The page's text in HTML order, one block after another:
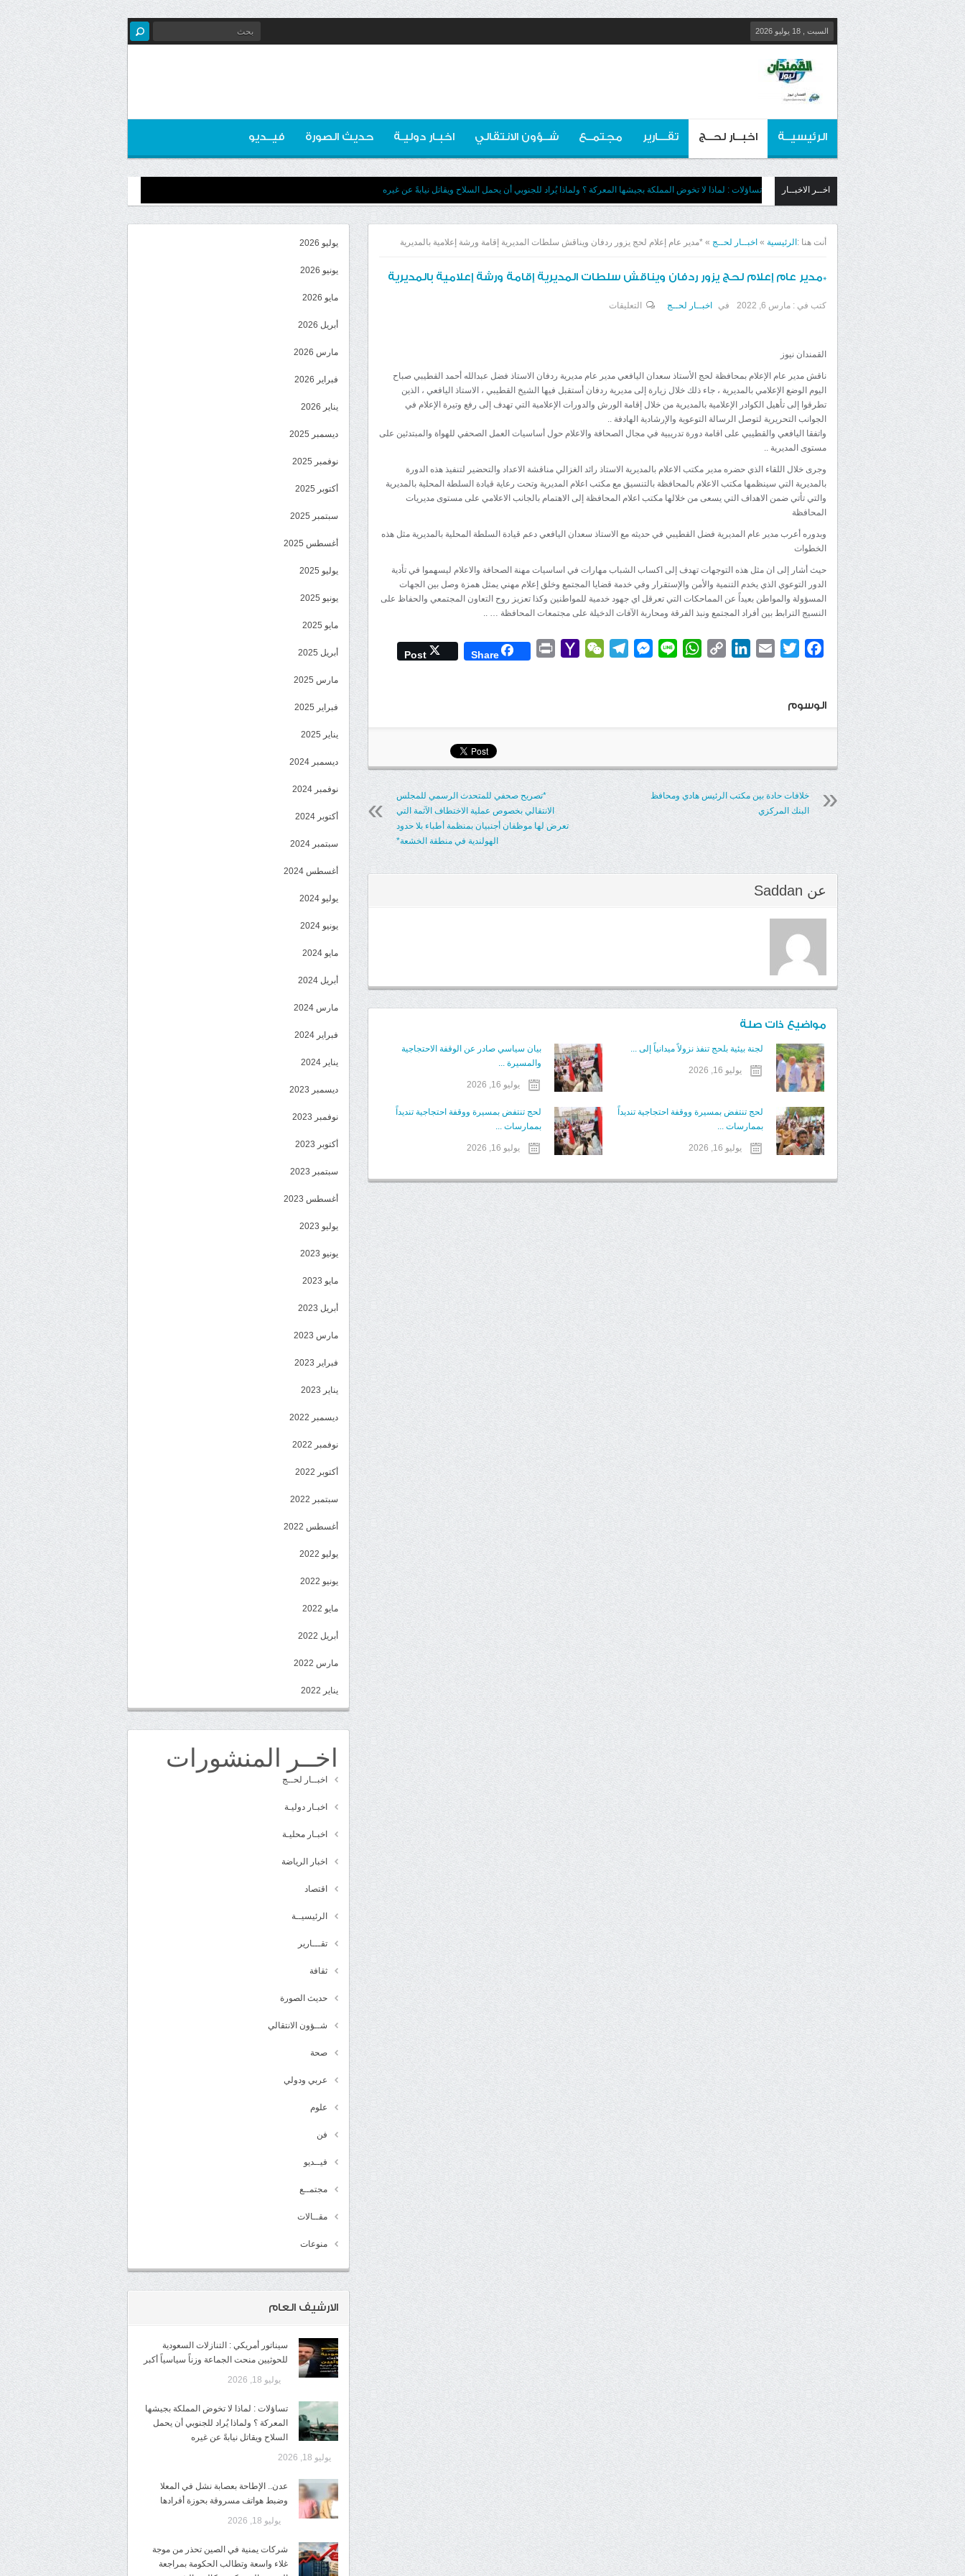
السبت , 18 يوليو 2026
الرئيسيــة اخبــار لحــج تقـــارير مجتمــع شــؤون الانتقالي اخبـار دوليـة حديث الصورة فيــديو
اخــر الاخبــار تساؤلات : لماذا لا تخوض المملكة بجيشها المعركة ؟ ولماذا يُراد للجنوبي أن يحمل السلاح ويقاتل نيابةً عن غيره
أنت هنا : الرئيسية » اخبــار لحــج » *مدير عام إعلام لحج يزور ردفان ويناقش سلطات المديرية إقامة ورشة إعلامية بالمديرية
*مدير عام إعلام لحج يزور ردفان ويناقش سلطات المديرية إقامة ورشة إعلامية بالمديرية
كتب في : مارس 6, 2022 في اخبــار لحــج التعليقات
لحج
يزور
ردفان
ويناقش
المديرية
إقامة
ورشة
بالمديرية
القمندان نيوز
ناقش مدير عام الإعلام بمحافظة لحج الأستاذ سعدان اليافعي مدير عام مديرية ردفان الاستاذ فضل عبدالله أحمد القطيبي صباح
اليوم الوضع الإعلامي بالمديرية ، جاء ذلك خلال زيارة إلى مديرية ردفان أستقبل فيها الشيخ القطيبي ، الاستاذ اليافعي ، الذين
تطرقوا إلى تأهيل الكوادر الإعلامية بالمديرية من خلال إقامة الورش والدورات الإعلامية التي تهدف إلى رفع وتيرة الإعلام في
الجوانب التحريرية لتوصل الرسالة التوعوية والإرشادية الهادفة ..
واتفقا اليافعي والقطيبي على اقامة دورة تدريبية في مجال الصحافة والاعلام حول أساسيات العمل الصحفي للهواة والمبتدئين على
مستوى المديرية ..
وجرى خلال اللقاء الذي حضره مدير مكتب الاعلام بالمديرية الاستاذ رائد الغزالي مناقشة الاعداد والتحضير لتنفيذ هذه الدورة
بالمديرية التي سينظمها مكتب الاعلام بالمحافظة بالتنسيق مع مكتب اعلام المديرية وتحت رعاية قيادة السلطة المحلية بالمديرية
والتي تأتي ضمن الاهداف التي يسعى من خلالها مكتب اعلام المحافظة إلى الاهتمام بالجانب الاعلامي على مستوى مديريات
المحافظة
وبدوره أعرب مدير عام المديرية فضل القطيبي في حديثه مع الاستاذ سعدان اليافعي دعم قيادة السلطة المحلية بالمديرية مثل هذه
الخطوات
حيث أشار إلى ان مثل هذه التوجهات تهدف إلى اكساب الشباب مهارات في اساسيات مهنة الصحافة والاعلام ليسهموا في تأدية
الدور التوعوي الذي يخدم التنمية والأمن والإستقرار وفي خدمة قضايا المجتمع وخلق إعلام مهني يمثل همزة وصل بين الجهات
المسؤولة والمواطن بعيداً عن المماحكات التي تعرقل اي جهود خدمية للمواطنين وكذا تعزيز روح التعاون المجتمعي والحفاظ على
النسيج الترابط بين أفراد المجتمع ونبذ الفرقة ومحاربة الآفات الدخيلة على مجتمعات المحافظة … ..
Facebook
Twitter
Email
LinkedIn
Copy
WhatsApp
Line
Messenger
Telegram
WeChat
Yahoo
Print
Share
Post
الوسوم
*تصريح صحفي للمتحدث الرسمي للمجلس
الانتقالي بخصوص عملية الاختطاف الآثمة التي
تعرض لها موظفان أجنبيان بمنظمة أطباء بلا حدود
الهولندية في منطقة الخشعة*
خلافات حادة بين مكتب الرئيس هادي ومحافظ
البنك المركزي
عن Saddan
مواضيع ذات صلة
لجنة بيئية بلحج تنفذ نزولاً ميدانياً إلى ...
يوليو 16, 2026
بيان سياسي صادر عن الوقفة الاحتجاجية
والمسيرة ...
يوليو 16, 2026
لحج تنتفض بمسيرة ووقفة احتجاجية تنديداً
بممارسات ...
يوليو 16, 2026
لحج تنتفض بمسيرة ووقفة احتجاجية تنديداً
بممارسات ...
يوليو 16, 2026
يوليو 2026
يونيو 2026
مايو 2026
أبريل 2026
مارس 2026
فبراير 2026
يناير 2026
ديسمبر 2025
نوفمبر 2025
أكتوبر 2025
سبتمبر 2025
أغسطس 2025
يوليو 2025
يونيو 2025
مايو 2025
أبريل 2025
مارس 2025
فبراير 2025
يناير 2025
ديسمبر 2024
نوفمبر 2024
أكتوبر 2024
سبتمبر 2024
أغسطس 2024
يوليو 2024
يونيو 2024
مايو 2024
أبريل 2024
مارس 2024
فبراير 2024
يناير 2024
ديسمبر 2023
نوفمبر 2023
أكتوبر 2023
سبتمبر 2023
أغسطس 2023
يوليو 2023
يونيو 2023
مايو 2023
أبريل 2023
مارس 2023
فبراير 2023
يناير 2023
ديسمبر 2022
نوفمبر 2022
أكتوبر 2022
سبتمبر 2022
أغسطس 2022
يوليو 2022
يونيو 2022
مايو 2022
أبريل 2022
مارس 2022
يناير 2022
اخــر المنشورات
اخبــار لحــج
اخبـار دوليـة
اخبـار محليـة
اخبار الرياضة
اقتصاد
الرئيسيــة
تقـــارير
ثقافة
حديث الصورة
شــؤون الانتقالي
صحة
عربي ودولي
علوم
فن
فيــديو
مجتمــع
مقــالات
منوعات
الارشيف العام
سيناتور أمريكي : التنازلات السعودية
للحوثيين منحت الجماعة وزناً سياسياً أكبر
يوليو 18, 2026
تساؤلات : لماذا لا تخوض المملكة بجيشها
المعركة ؟ ولماذا يُراد للجنوبي أن يحمل
السلاح ويقاتل نيابةً عن غيره
يوليو 18, 2026
عدن.. الإطاحة بعصابة نشل في المعلا
وضبط هواتف مسروقة بحوزة أفرادها
يوليو 18, 2026
شركات يمنية في الصين تحذر من موجة
غلاء واسعة وتطالب الحكومة بمراجعة